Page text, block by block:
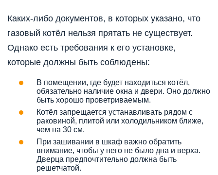
Каких-либо документов, в которых указано, что
газовый котёл нельзя прятать не существует.
Однако есть требования к его установке,
которые должны быть соблюдены:
В помещении, где будет находиться котёл,
обязательно наличие окна и двери. Оно должно
быть хорошо проветриваемым.
Котёл запрещается устанавливать рядом с
раковиной, плитой или холодильником ближе,
чем на 30 см.
При зашивании в шкаф важно обратить
внимание, чтобы у него не было дна и верха.
Дверца предпочтительно должна быть
решетчатой.